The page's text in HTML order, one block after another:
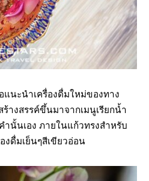
นะนำเครื่องดื่มใหม่ของทาง
างสรรค์ขึ้นมาจากเมนูเรียกน้ำ
นั้นเอง ภายในแก้วทรงสำหรับ
งดื่มเย็นๆสีเขียวอ่อน